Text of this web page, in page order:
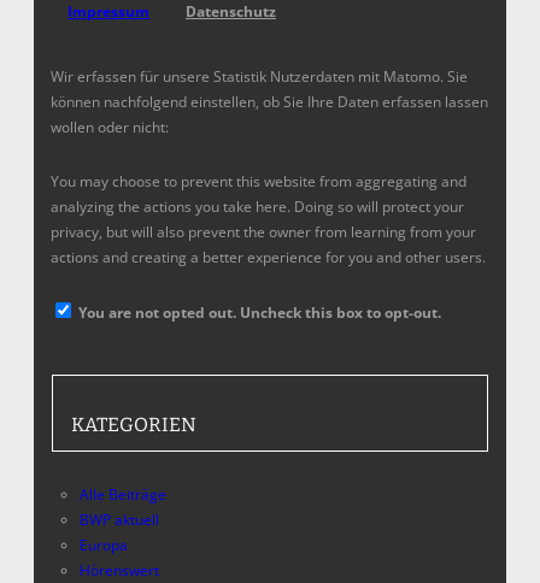
Impressum Datenschutz
Wir erfassen für unsere Statistik Nutzerdaten mit Matomo. Sie
können nachfolgend einstellen, ob Sie Ihre Daten erfassen lassen
wollen oder nicht:
You may choose to prevent this website from aggregating and
analyzing the actions you take here. Doing so will protect your
privacy, but will also prevent the owner from learning from your
actions and creating a better experience for you and other users.
You are not opted out. Uncheck this box to opt-out.
KATEGORIEN
Alle Beiträge
BWP aktuell
Europa
Hörenswert